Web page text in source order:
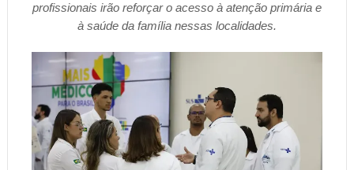
profissionais irão reforçar o acesso à atenção primária e
à saúde da família nessas localidades.